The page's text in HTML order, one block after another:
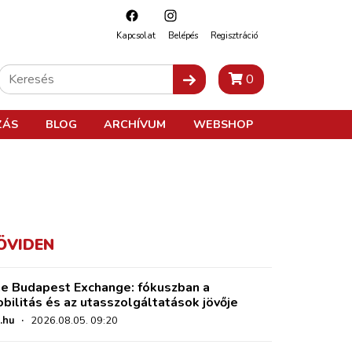
Kapcsolat Belépés Regisztráció
0
BLOG ARCHÍVUM WEBSHOP
Budapest Exchange: fókuszban a
és az utasszolgáltatások jövője
· 2026.08.05. 09:20